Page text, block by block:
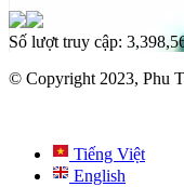
Số lượt truy cập:
© Copyright 2023, Phu
Tiếng Việt
English